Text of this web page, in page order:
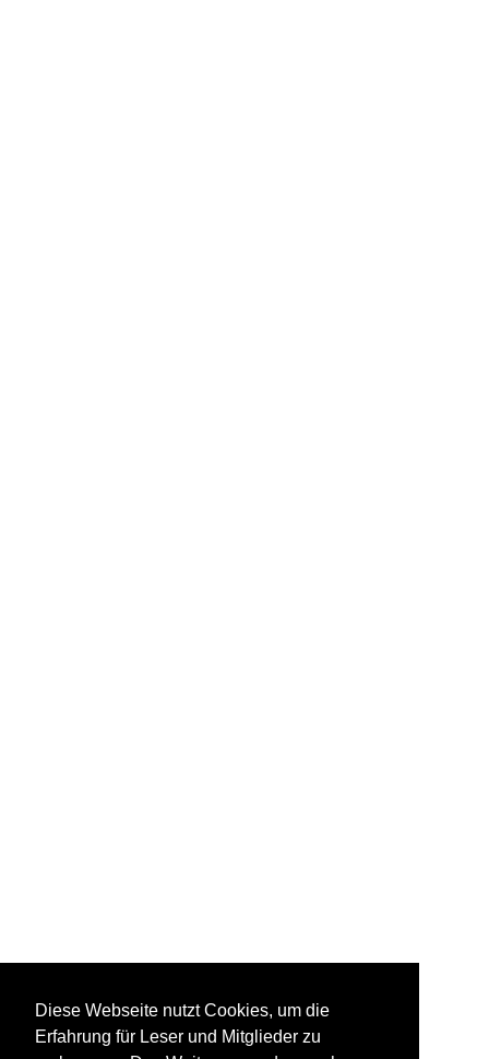
Diese Webseite nutzt Cookies, um die
Erfahrung für Leser und Mitglieder zu